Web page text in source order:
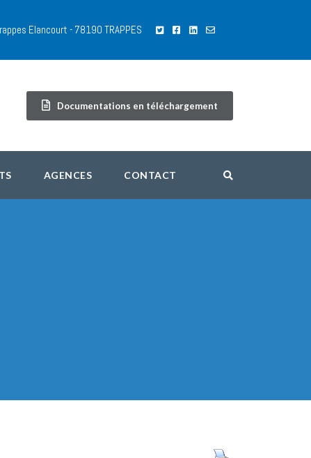
Elancourt - 78190 TRAPPES
Documentations en téléchargement
AGENCES CONTACT